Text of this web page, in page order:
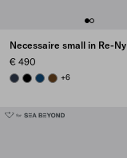
Necessaire small in Re-
€ 490
BALTICLUE
BLACKBALTIC BLUE
BRANDY
+6